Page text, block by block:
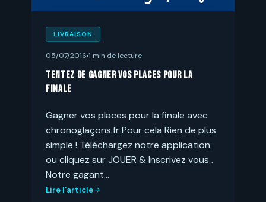
LIVRAISON
05/07/2016 1 min de lecture
Tentez de gagner vos places pour la
finale
Gagner vos places pour la finale avec
chronoglaçons.fr Pour cela Rien de plus
simple ! Téléchargez notre application
ou cliquez sur JOUER & Inscrivez vous .
Notre gagant…
Lire l'article